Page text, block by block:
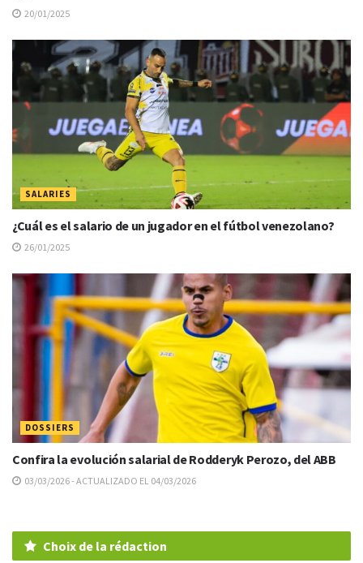
20/01/2025
SALARIES
¿Cuál es el salario de un jugador en el fútbol venezolano?
26/01/2025
DOSSIERS
Confira la evolución salarial de Rodderyk Perozo, del ABB
03/03/2026 - ACTUALIZADO EL 04/03/2026
Choix de la rédaction